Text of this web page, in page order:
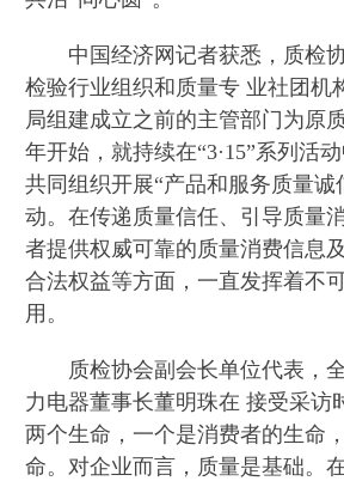
中国经济网记者获悉，质检
检验行业组织和质量专 业社团机
局组建成立之前的主管部门为原
年开始，就持续在“3·15”系列活
共同组织开展“产品和服务质量诚
动。在传递质量信任、引导质量
者提供权威可靠的质量消费信息
合法权益等方面，一直发挥着不
用。
质检协会副会长单位代表，全
力电器董事长董明珠在 接受采访
两个生命，一个是消费者的生命
命。对企业而言，质量是基础。